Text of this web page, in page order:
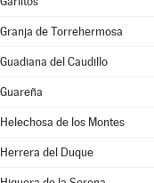
Granja de Torrehermosa
Guadiana del Caudillo
Guareña
Helechosa de los Montes
Herrera del Duque